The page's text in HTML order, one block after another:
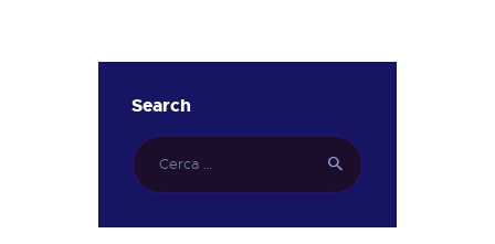
Search
Ricerca
per: